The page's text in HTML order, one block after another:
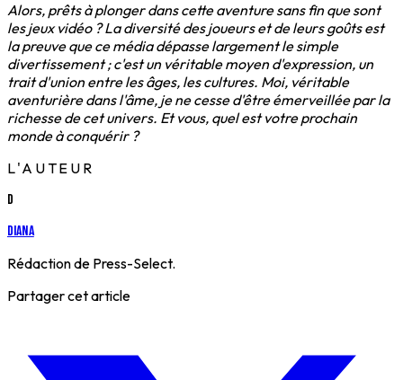
Alors, prêts à plonger dans cette aventure sans fin que sont
les jeux vidéo ? La diversité des joueurs et de leurs goûts est
la preuve que ce média dépasse largement le simple
divertissement ; c'est un véritable moyen d'expression, un
trait d'union entre les âges, les cultures. Moi, véritable
aventurière dans l'âme, je ne cesse d'être émerveillée par la
richesse de cet univers. Et vous, quel est votre prochain
monde à conquérir ?
L'AUTEUR
D
Diana
Rédaction de Press-Select.
Partager cet article